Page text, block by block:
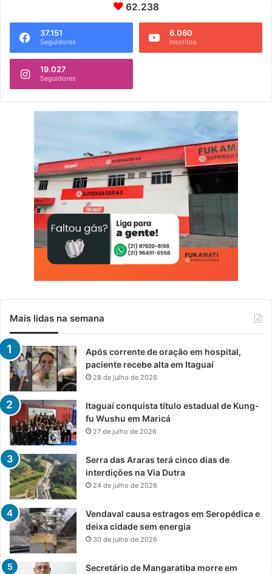
62.238
37.151
Seguidores
6.060
Inscritos
19.027
Seguidores
Mais lidas na semana
Após corrente de oração em hospital,
paciente recebe alta em Itaguaí
28 de julho de 2026
Itaguaí conquista título estadual de Kung-
fu Wushu em Maricá
27 de julho de 2026
Serra das Araras terá cinco dias de
interdições na Via Dutra
24 de julho de 2026
Vendaval causa estragos em Seropédica e
deixa cidade sem energia
30 de julho de 2026
Secretário de Mangaratiba morre em